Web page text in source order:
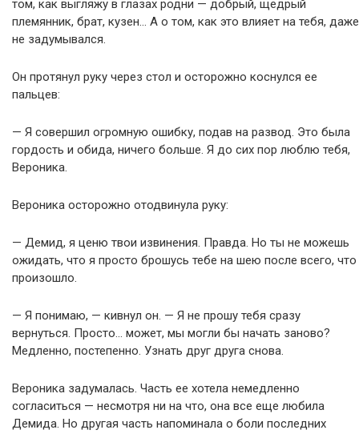
том, как выгляжу в глазах родни — добрый, щедрый
племянник, брат, кузен… А о том, как это влияет на тебя, даже
не задумывался.
Он протянул руку через стол и осторожно коснулся ее
пальцев:
— Я совершил огромную ошибку, подав на развод. Это была
гордость и обида, ничего больше. Я до сих пор люблю тебя,
Вероника.
Вероника осторожно отодвинула руку:
— Демид, я ценю твои извинения. Правда. Но ты не можешь
ожидать, что я просто брошусь тебе на шею после всего, что
произошло.
— Я понимаю, — кивнул он. — Я не прошу тебя сразу
вернуться. Просто… может, мы могли бы начать заново?
Медленно, постепенно. Узнать друг друга снова.
Вероника задумалась. Часть ее хотела немедленно
согласиться — несмотря ни на что, она все еще любила
Демида. Но другая часть напоминала о боли последних